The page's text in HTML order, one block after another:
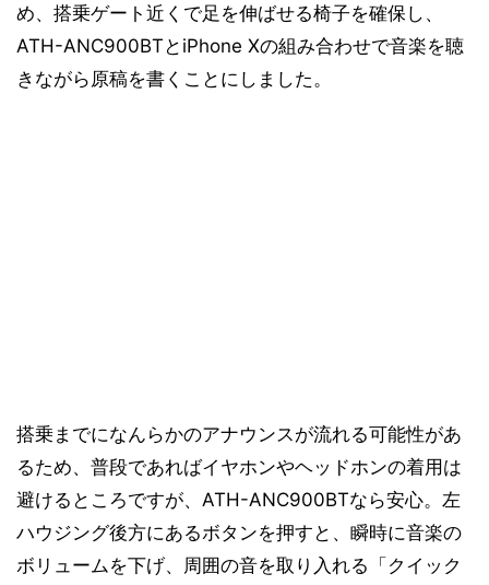
め、搭乗ゲート近くで足を伸ばせる椅子を確保し、
ATH-ANC900BTとiPhone Xの組み合わせで音楽を聴
きながら原稿を書くことにしました。
搭乗までになんらかのアナウンスが流れる可能性があ
るため、普段であればイヤホンやヘッドホンの着用は
避けるところですが、ATH-ANC900BTなら安心。左
ハウジング後方にあるボタンを押すと、瞬時に音楽の
ボリュームを下げ、周囲の音を取り入れる「クイック